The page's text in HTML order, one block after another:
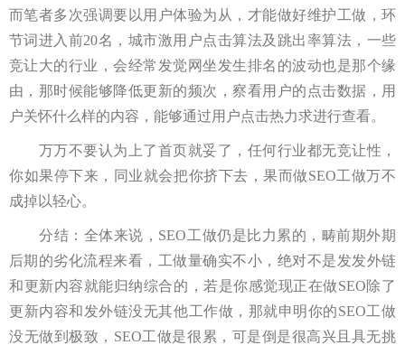
而笔者多次强调要以用户体验为从，才能做好维护工做，环
节词进入前20名，城市激用户点击算法及跳出率算法，一些
竞让大的行业，会经常发觉网坐发生排名的波动也是那个缘
由，那时候能够降低更新的频次，察看用户的点击数据，用
户关怀什么样的内容，能够通过用户点击热力求进行查看。
万万不要认为上了首页就妥了，任何行业都无竞让性，
你如果停下来，同业就会把你挤下去，果而做SEO工做万不
成掉以轻心。
分结：全体来说，SEO工做仍是比力累的，畴前期外期
后期的劣化流程来看，工做量确实不小，绝对不是发发外链
和更新内容就能归纳综合的，若是你感觉现正在做SEO除了
更新内容和发外链没无其他工作做，那就申明你的SEO工做
没无做到极致，SEO工做是很累，可是倒是很高兴且具无挑